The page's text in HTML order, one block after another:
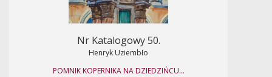
Nr Katalogowy 50.
Henryk Uziembło
POMNIK KOPERNIKA NA DZIEDZIŃCU...